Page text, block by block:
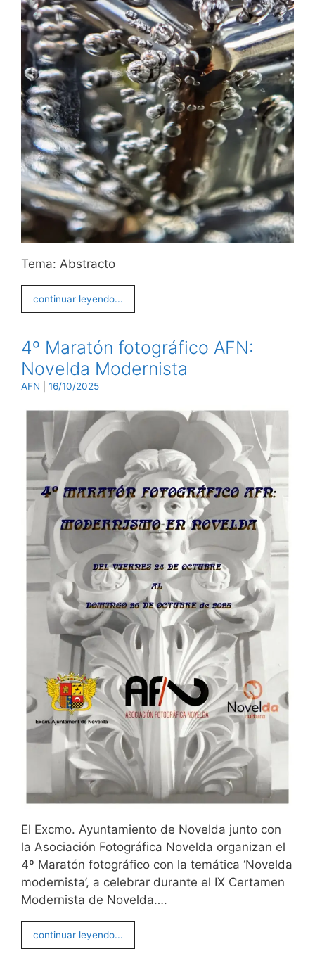
Tema: Abstracto
continuar leyendo...
4º Maratón fotográfico AFN:
Novelda Modernista
AFN 16/10/2025
El Excmo. Ayuntamiento de Novelda junto con
la Asociación Fotográfica Novelda organizan el
4º Maratón fotográfico con la temática ‘Novelda
modernista’, a celebrar durante el IX Certamen
Modernista de Novelda….
continuar leyendo...